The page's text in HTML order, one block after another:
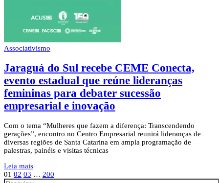
Associativismo
Jaraguá do Sul recebe CEME Conecta,
evento estadual que reúne lideranças
femininas para debater sucessão
empresarial e inovação
Com o tema “Mulheres que fazem a diferença: Transcendendo
gerações”, encontro no Centro Empresarial reunirá lideranças de
diversas regiões de Santa Catarina em ampla programação de
palestras, painéis e visitas técnicas
Leia mais
01 02 03 … 200